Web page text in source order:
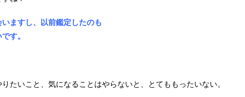
ますし、以前鑑定したのも
す。
たいこと、気になることはやらないと、とてももったいない。